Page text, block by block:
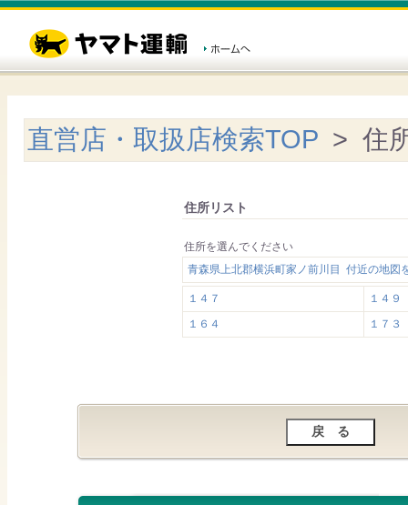
直営店・取扱店検索TOP > 住
住所リスト
住所を選んでください
青森県上北郡横浜町家ノ前川目 付近の地図
１４７
１４９
１６４
１７３